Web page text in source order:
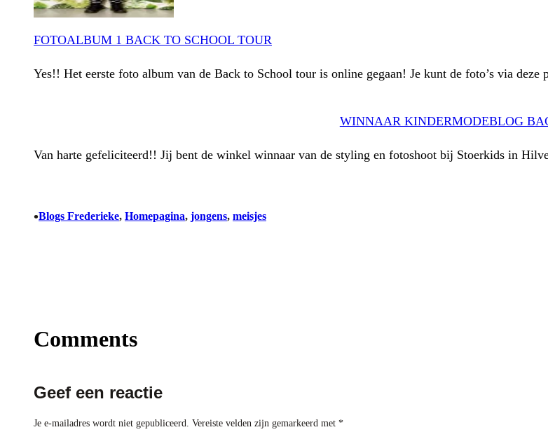
FOTOALBUM 1 BACK TO SCHOOL TOUR
Yes!! Het eerste foto album van de Back to School tour is online gegaan! Je kunt de foto’s via
WINNAAR KINDERMODEBLOG
Van harte gefeliciteerd!! Jij bent de winkel winnaar van de styling en fotoshoot bij Stoerkids in
•Blogs Frederieke, Homepagina, jongens, meisjes
Comments
Geef een reactie
Je e-mailadres wordt niet gepubliceerd. Vereiste velden zijn gemarkeerd met *